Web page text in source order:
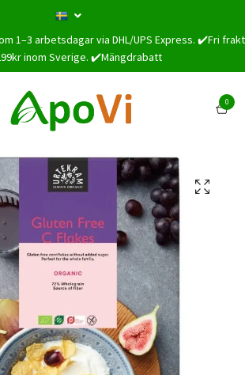
1–3 arbetsdagar via DHL/UPS Express. ✔️Fri frakt
inom Sverige. ✔️Mängdrabatt
0